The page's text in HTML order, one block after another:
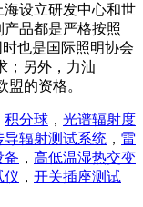
海设立研发中心和世
品都是严格按照
也是国际照明协会
；另外，力汕
的资格。
积分球 ， 光谱辐射度
导辐射测试系统 ， 雷
备 ， 高低温湿热交变
仪 ， 开关插座测试